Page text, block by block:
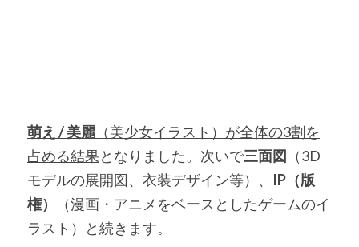
萌え / 美麗 （美少女イラスト）が全体の3割を
占める結果となりました。次いで三面図 （3D
モデルの展開図、衣装デザイン等）、 IP（版
権）
（漫画・アニメをベースとしたゲームのイ
ラスト）と続きます。